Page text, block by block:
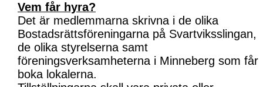
Vem får hyra?
Det är medlemmarna skrivna i de olika
Bostadsrättsföreningarna på Svartviksslingan,
de olika styrelserna samt
föreningsverksamheterna i Minneberg som får
boka lokalerna.